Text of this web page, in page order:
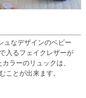
ュなデザインのベビー
入るフェイクレザーが
ラーのリュックは、
ことが出来ます。